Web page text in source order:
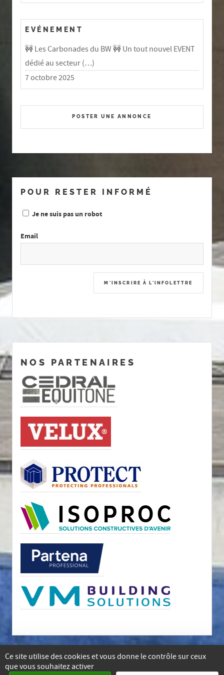
Ce site utilise des cookies et vous donne le contrôle sur ceux
que vous souhaitez activer
EVÉNEMENT
🚧 Les Carbonades du BW 🚧 Un tout nouvel EVENT
dédié au secteur (…)
7 octobre 2025
POSTER UNE ANNONCE
POUR RESTER INFORMÉ
Je ne suis pas un robot
Email
NOS PARTENAIRES